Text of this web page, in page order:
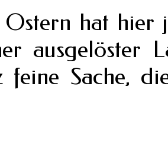
Ostern hat hier
ausgelöster
feine Sache,